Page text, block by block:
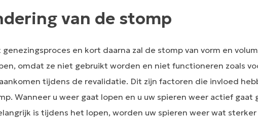
van de stomp
en kort daarna zal de stomp van vorm en
omdat ze niet gebruikt worden en niet functioneren zoals
tijdens de revalidatie. Dit zijn factoren die invloed
Wanneer u weer gaat lopen en u uw spieren weer actief gaat
is tijdens het lopen, worden uw spieren weer wat